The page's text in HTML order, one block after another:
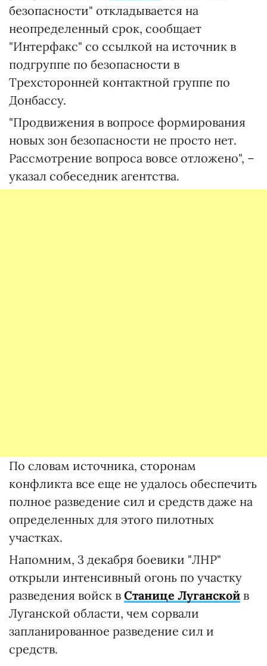
безопасности" откладывается на
неопределенный срок, сообщает
"Интерфакс" со ссылкой на источник в
подгруппе по безопасности в
Трехсторонней контактной группе по
Донбассу.
"Продвижения в вопросе формирования
новых зон безопасности не просто нет.
Рассмотрение вопроса вовсе отложено", –
указал собеседник агентства.
По словам источника, сторонам
конфликта все еще не удалось обеспечить
полное разведение сил и средств даже на
определенных для этого пилотных
участках.
Напомним, 3 декабря боевики "ЛНР"
открыли интенсивный огонь по участку
разведения войск в Станице Луганской в
Луганской области, чем сорвали
запланированное разведение сил и
средств.